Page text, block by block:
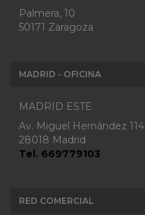
Palmera, 10
50171 Zaragoza
MADRID - OFICINA
MADRID ESTE
Av. Miguel Hernández 114
28018 Madrid
Tel. 669779103
RED COMERCIAL